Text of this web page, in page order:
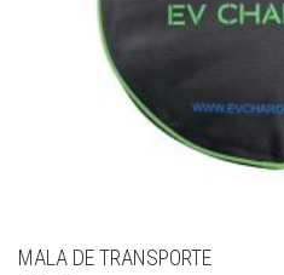
MALA DE TRANSPORTE